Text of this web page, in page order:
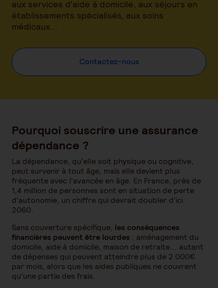
aux services d'aide à domicile, aux séjours en
établissements spécialisés, aux soins
médicaux...
Contactez-nous
Pourquoi souscrire une assurance
dépendance ?
La dépendance, qu'elle soit physique ou cognitive,
peut survenir à tout âge, mais elle devient plus
fréquente avec l'avancée en âge. En France, près de
1,4 million de personnes sont en situation de perte
d'autonomie, un chiffre qui devrait doubler d'ici
2060.
Sans couverture spécifique, les conséquences
financières peuvent être lourdes : aménagement du
domicile, aide à domicile, maison de retraite... autant
de dépenses qui peuvent atteindre plus de 2 000€
par mois, alors que les aides publiques ne couvrent
qu'une partie des frais.